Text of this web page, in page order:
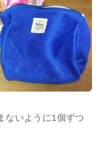
ないように1個ずつ